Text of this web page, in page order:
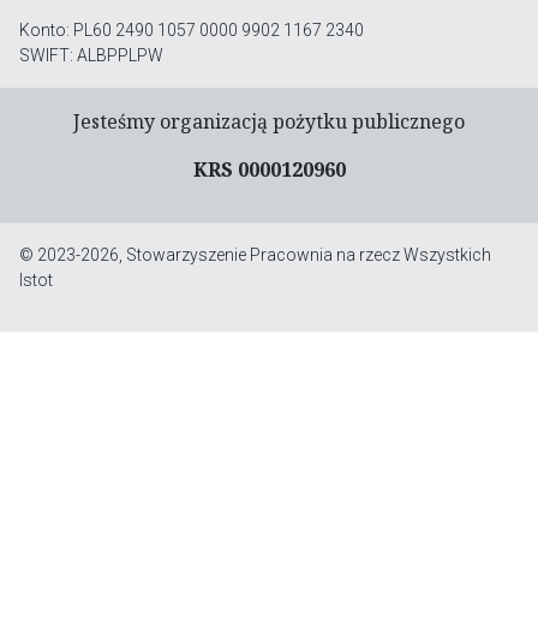
Konto: PL60 2490 1057 0000 9902 1167 2340
SWIFT: ALBPPLPW
Jesteśmy organizacją pożytku publicznego
KRS 0000120960
© 2023-2026, Stowarzyszenie Pracownia na rzecz Wszystkich
Istot